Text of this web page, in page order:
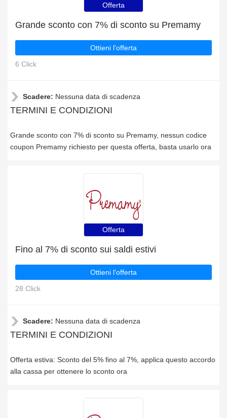
Offerta
Grande sconto con 7% di sconto su Premamy
Ottieni l'offerta
6 Click
Scadere: Nessuna data di scadenza
TERMINI E CONDIZIONI
Grande sconto con 7% di sconto su Premamy, nessun codice
coupon Premamy richiesto per questa offerta, basta usarlo ora
Offerta
Fino al 7% di sconto sui saldi estivi
Ottieni l'offerta
28 Click
Scadere: Nessuna data di scadenza
TERMINI E CONDIZIONI
Offerta estiva: Sconto del 5% fino al 7%, applica questo accordo
alla cassa per ottenere lo sconto ora